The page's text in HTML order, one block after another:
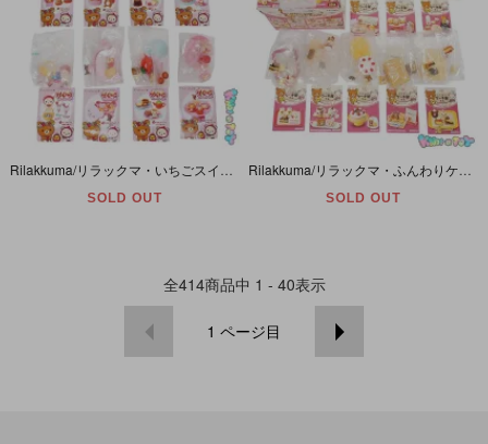
SOLD OUT SOLD OUT
全414商品中 1 - 40表示
1 ページ目